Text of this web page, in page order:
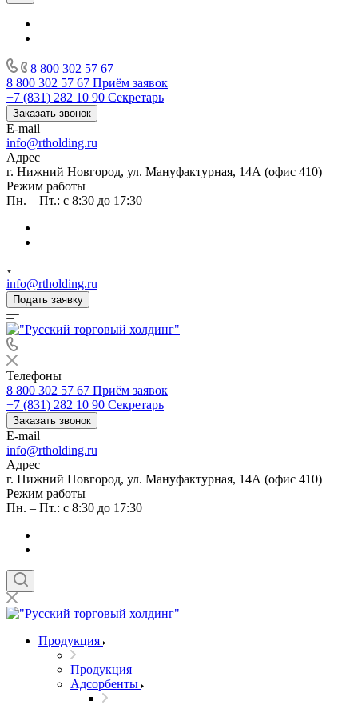
8 800 302 57 67
8 800 302 57 67 Приём заявок
+7 (831) 282 10 90 Секретарь
Заказать звонок
E-mail
info@rtholding.ru
Адрес
г. Нижний Новгород, ул. Мануфактурная, 14А (офис 410)
Режим работы
Пн. – Пт.: с 8:30 до 17:30
info@rtholding.ru
Подать заявку
Телефоны
8 800 302 57 67 Приём заявок
+7 (831) 282 10 90 Секретарь
Заказать звонок
E-mail
info@rtholding.ru
Адрес
г. Нижний Новгород, ул. Мануфактурная, 14А (офис 410)
Режим работы
Пн. – Пт.: с 8:30 до 17:30
Продукция
Продукция
Адсорбенты